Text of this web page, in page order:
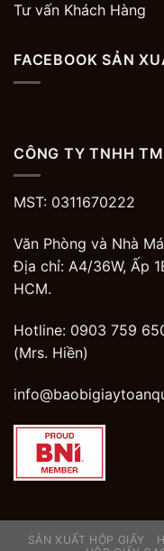
Tư vấn Khách Hàng
FACEBOOK SẢN
CÔNG TY TNHH
MST: 0311670222
Văn Phòng và Nhà
Địa chỉ: A4/36W, Ấp
HCM.
Hotline: 0903 759
(Mrs. Hiền)
SẢN XUẤT HỘP GIẤY